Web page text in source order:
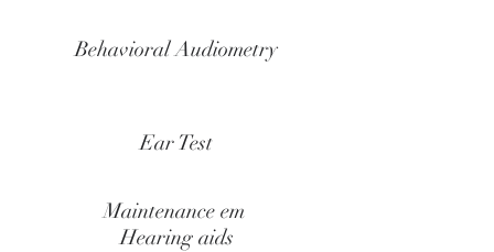
Behavioral Audiometry
Ear Test
Maintenance em
Hearing aids